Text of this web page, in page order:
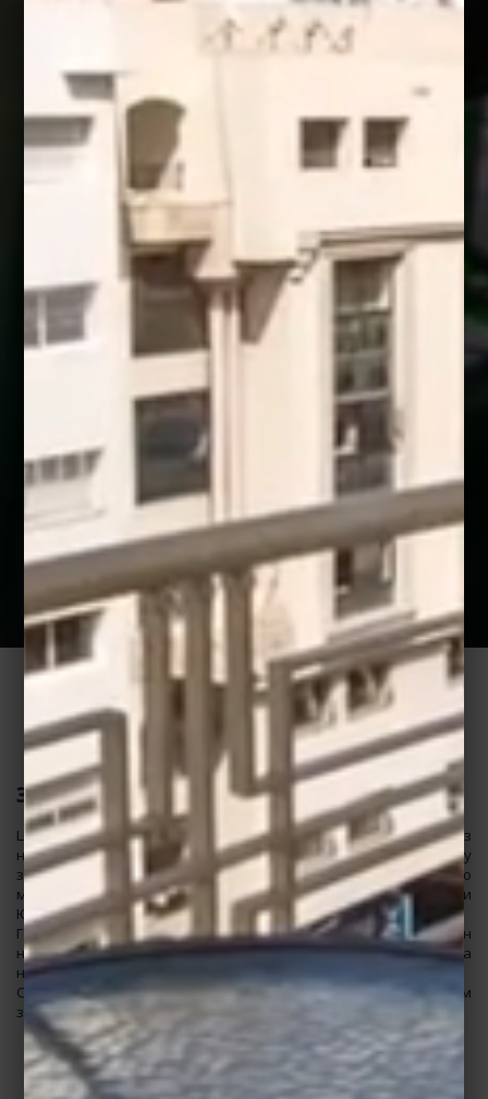
ZAHRAT AL JABAL
3-зірковий готель за адресою Фес
Цей готель розташований у самому центрі Феса, в одному з
найбільш вишуканих районів міста. Поїздка до аеропорту
займе в гостей усього 15 хвилин. До приголомшливого Старого
міста Феса, внесеного до списку об'єктів Світової спадщини
ЮНЕСКО, гості дістануться за 5 хвилин.
Готель славиться своєю високою якістю обслуговування. Кожен
номер готелю зі смаком оформлений і забезпечений усіма
необхідними зручностями. Деякі номери налічують балкон.
Співробітники готелю Zahrat Al Jabal докладуть максимум
зусиль, щоб зробити ваш відпочинок у Фесі незабутнім.